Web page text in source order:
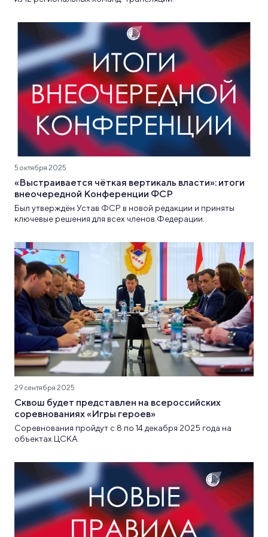
5 октября 2025
«Выстраивается чёткая вертикаль власти»: итоги
внеочередной Конференции ФСР
Был утверждён Устав ФСР в новой редакции и приняты
ключевые решения для всех членов Федерации.
29 сентября 2025
Сквош будет представлен на всероссийских
соревнованиях «Игры героев»
Соревнования пройдут с 8 по 14 декабря 2025 года на
объектах ЦСКА.